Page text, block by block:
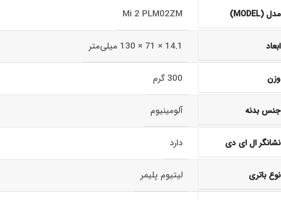
مدل (MODEL) Mi 2 PLM02ZM
ابعاد 14.1 × 71 × 130 میلی‌متر
وزن 300 گرم
جنس بدنه آلومینیوم
نشانگر ال ای دی دارد
نوع باتری لیتیوم پلیمر